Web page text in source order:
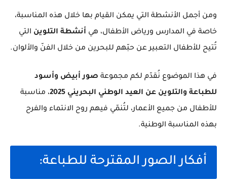
ومن أجمل الأنشطة التي يمكن القيام بها خلال هذه المناسبة،
خاصة في المدارس ورياض الأطفال، هي أنشطة التلوين التي
تُتيح للأطفال التعبير عن حبّهم للبحرين من خلال الفنّ والألوان.
في هذا الموضوع نُقدّم لكم مجموعة صور أبيض وأسود
للطباعة والتلوين عن العيد الوطني البحريني 2025
، مناسبة
للأطفال من جميع الأعمار، لتُنمّي فيهم روح الانتماء والفرح
بهذه المناسبة الوطنية.
أفكار الصور المقترحة للطباعة: